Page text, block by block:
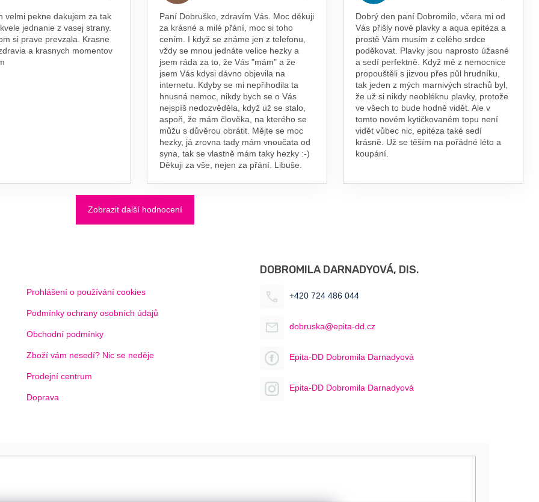
velmi pekne dakujem za tak
jednanie z vasej strany.
si prave prevzala. Krasne
a krasnych momentov
Paní Dobruško, zdravím Vás. Moc děkuji
za krásné a milé přání, moc si toho
cením. I když se známe jen z telefonu,
vždy se mnou jednáte velice hezky a
jsem ráda za to, že Vás "mám" a že
jsem Vás kdysi dávno objevila na
internetu. Kdyby se mi nepřihodila ta
hnusná nemoc, nikdy bych se o Vás
nejspíš nedozvěděla, když už se stalo,
aspoň, že mám člověka, na kterého se
můžu s důvěrou obrátit. Mějte se moc
hezky, já zrovna tady mám vnoučata od
syna, tak se vlastně mám taky hezky :-)
Děkuji za vše, nejen za přání. Libuše.
Dobrý den paní Dobromilo, včera mi od
Vás přišly nové plavky a aqua epitéza a
prostě Vám musím z celého srdce
poděkovat. Plavky jsou naprosto úžasné
a sedí perfektně. Když mě z nemocnice
propouštěli s jizvou přes půl hrudníku,
tak jeden z mých marnivých strachů byl,
že už si nikdy neobléknu plavky, protože
ve všech to bude hodně vidět. Ale v
tomto novém kytičkovaném topu není
vidět vůbec nic, epitéza také sedí
krásně. Už se těším na pořádné léto a
koupání.
Zobrazit další hodnocení
Prohlášení o používání cookies
Podmínky ochrany osobních údajů
Obchodní podmínky
Zboží vám nesedí? Nic se neděje
Prodejní centrum
Doprava
DOBROMILA DARNADYOVÁ, DIS.
+420 724 486 044
dobruska@epita-dd.cz
Epita-DD Dobromila Darnadyová
Epita-DD Dobromila Darnadyová